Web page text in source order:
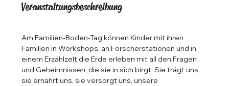
Veranstaltungsbeschreibung
Am Familien-Boden-Tag können Kinder mit ihren
Familien in Workshops, an Forscherstationen und in
einem Erzählzelt die Erde erleben mit all den Fragen
und Geheimnissen, die sie in sich birgt: Sie trägt uns,
sie ernährt uns, sie versorgt uns, unsere